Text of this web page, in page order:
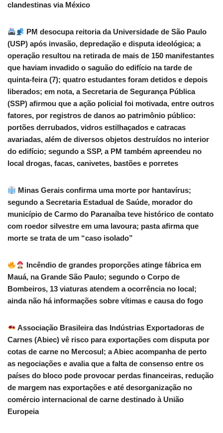
clandestinas via México
PM desocupa reitoria da Universidade de São Paulo
(USP) após invasão, depredação e disputa ideológica; a
operação resultou na retirada de mais de 150 manifestantes
que haviam invadido o saguão do edifício na tarde de
quinta-feira (7); quatro estudantes foram detidos e depois
liberados; em nota, a Secretaria de Segurança Pública
(SSP) afirmou que a ação policial foi motivada, entre outros
fatores, por registros de danos ao patrimônio público:
portões derrubados, vidros estilhaçados e catracas
avariadas, além de diversos objetos destruídos no interior
do edifício; segundo a SSP, a PM também apreendeu no
local drogas, facas, canivetes, bastões e porretes
Minas Gerais confirma uma morte por hantavírus;
segundo a Secretaria Estadual de Saúde, morador do
município de Carmo do Paranaíba teve histórico de contato
com roedor silvestre em uma lavoura; pasta afirma que
morte se trata de um “caso isolado”
Incêndio de grandes proporções atinge fábrica em
Mauá, na Grande São Paulo; segundo o Corpo de
Bombeiros, 13 viaturas atendem a ocorrência no local;
ainda não há informações sobre vítimas e causa do fogo
Associação Brasileira das Indústrias Exportadoras de
Carnes (Abiec) vê risco para exportações com disputa por
cotas de carne no Mercosul; a Abiec acompanha de perto
as negociações e avalia que a falta de consenso entre os
países do bloco pode provocar perdas financeiras, redução
de margem nas exportações e até desorganização no
comércio internacional de carne destinado à União
Europeia